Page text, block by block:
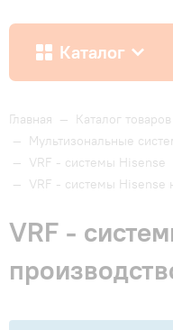
Каталог
Как купить
Доставка и оплата
Гарантия и
Монтаж
Главная — Каталог товаров
— Мультизональные
— VRF - системы Hisense
— VRF - системы Hisense
VRF -